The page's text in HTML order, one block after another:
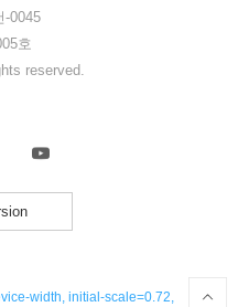
-0045
호
reserved.
width, initial-scale=0.72,